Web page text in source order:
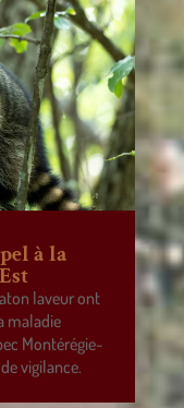
à la
laveur ont
maladie
Montérégie-
vigilance.